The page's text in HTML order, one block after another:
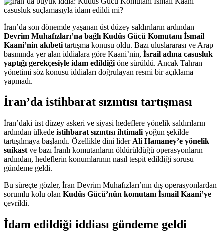
İran’da son dönemde yaşanan üst düzey saldırıların ardından
Devrim Muhafızları’na bağlı Kudüs Gücü Komutanı İsmail
Kaani’nin akıbeti tartışma konusu oldu. Bazı uluslararası ve Arap
basınında yer alan iddialara göre Kaani’nin, İsrail adına casusluk
yaptığı gerekçesiyle idam edildiği öne sürüldü. Ancak Tahran
yönetimi söz konusu iddiaları doğrulayan resmi bir açıklama
yapmadı.
İran’da istihbarat sızıntısı tartışması
İran’daki üst düzey askeri ve siyasi hedeflere yönelik saldırıların
ardından ülkede istihbarat sızıntısı ihtimali yoğun şekilde
tartışılmaya başlandı. Özellikle dini lider Ali Hamaney’e yönelik
suikast ve bazı İranlı komutanların öldürüldüğü operasyonların
ardından, hedeflerin konumlarının nasıl tespit edildiği sorusu
gündeme geldi.
Bu süreçte gözler, İran Devrim Muhafızları’nın dış operasyonlardan
sorumlu kolu olan Kudüs Gücü’nün komutanı İsmail Kaani’ye
çevrildi.
İdam edildiği iddiası gündeme geldi